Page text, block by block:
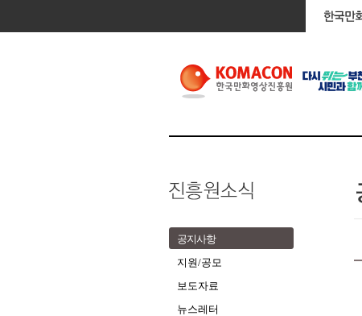
공지사항
지원/공모
보도자료
뉴스레터